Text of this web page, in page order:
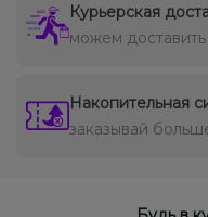
Курьерская
можем
Накопительная
заказывай